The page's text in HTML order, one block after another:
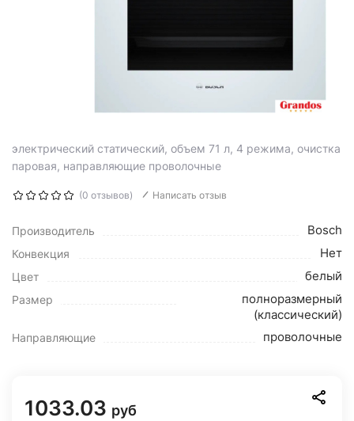
электрический статический, объем 71 л, 4 режима, очистка
паровая, направляющие проволочные
(0 отзывов) Написать отзыв
Производитель Bosch
Конвекция Нет
Цвет белый
Размер
полноразмерный
(классический)
Направляющие проволочные
1033.03 руб